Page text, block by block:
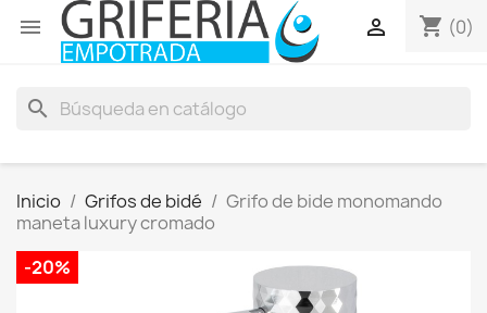
 shopping_cart (0)

search
Inicio Grifos de bidé
Grifo de bide monomando
maneta luxury cromado
-20%